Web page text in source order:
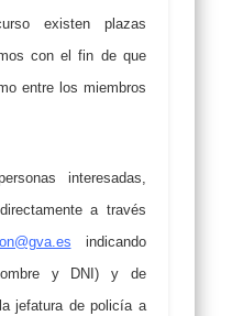
existen plazas
con el fin de que
entre los miembros
interesadas,
a través
indicando
y DNI) y de
jefatura de policía a